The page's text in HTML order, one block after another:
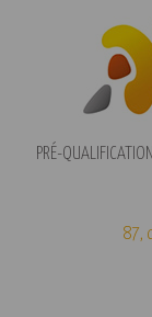
PRÉ-
87,